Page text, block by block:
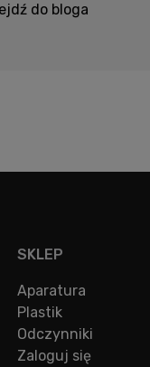
do bloga
SKLEP
Aparatura
Plastik
Odczynniki
Zaloguj się